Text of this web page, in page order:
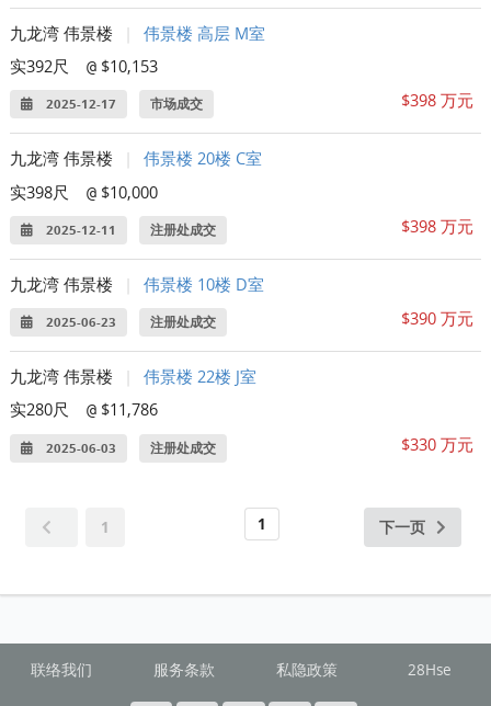
九龙湾 伟景楼
伟景楼 高层 M室
实392尺
@ $10,153
2025-12-17 市场成交 $398 万元
九龙湾 伟景楼
伟景楼 20楼 C室
实398尺
@ $10,000
2025-12-11 注册处成交 $398 万元
九龙湾 伟景楼 伟景楼 10楼 D室
2025-06-23 注册处成交 $390 万元
九龙湾 伟景楼
伟景楼 22楼 J室
实280尺
@ $11,786
2025-06-03 注册处成交 $330 万元
1 1 下一页
联络我们 服务条款 私隐政策 28Hse